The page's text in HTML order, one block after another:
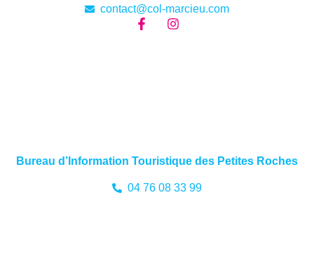
contact@col-marcieu.com
Bureau d’Information Touristique des Petites Roches
04 76 08 33 99